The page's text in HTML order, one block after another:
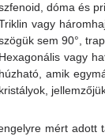
dóma és
vagy
sem 90°,
Hexagonális vagy
húzható, amik
kristályok,
mért